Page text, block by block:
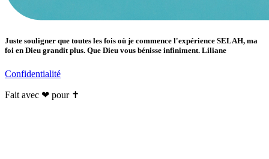
Juste souligner que toutes les fois où je commence l'expérience SELAH, ma
foi en Dieu grandit plus. Que Dieu vous bénisse infiniment. Liliane
Confidentialité
Fait avec ❤ pour ✝️️